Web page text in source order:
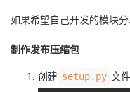
如果希望自己开发的模块
制作发布压缩包
创建 setup.py 文件